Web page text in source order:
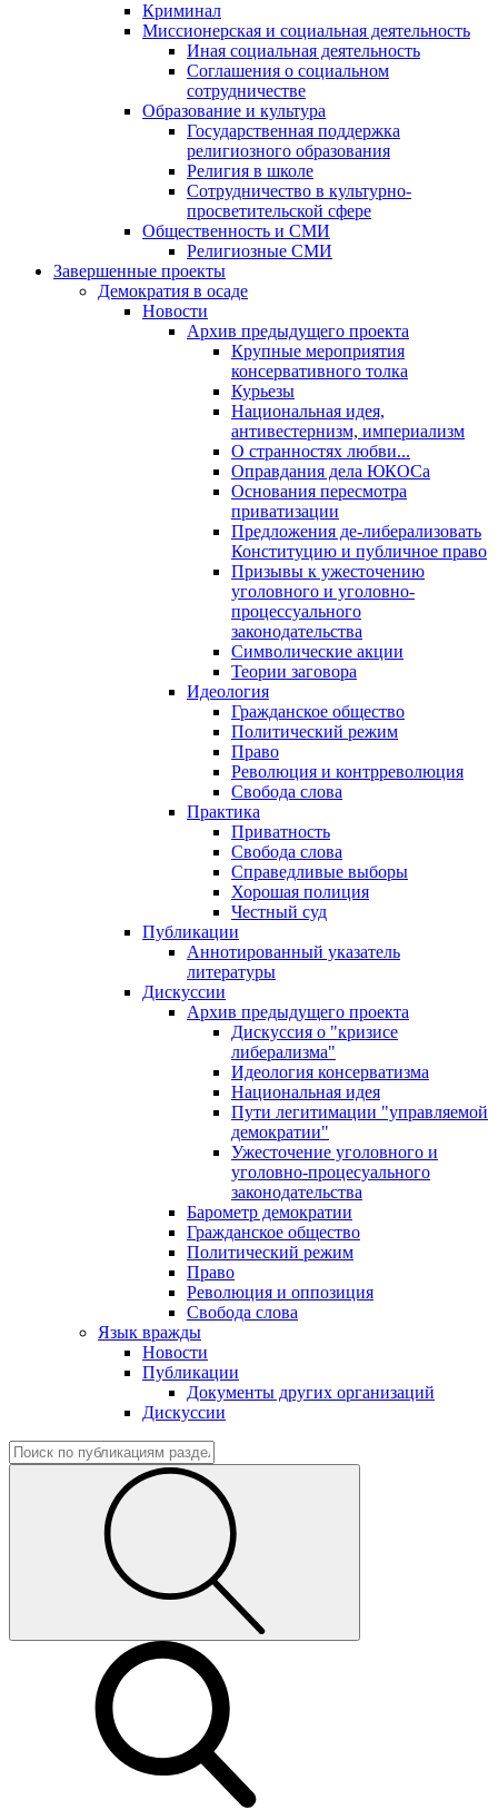
Криминал
Миссионерская и социальная деятельность
Иная социальная деятельность
Соглашения о социальном
сотрудничестве
Образование и культура
Государственная поддержка
религиозного образования
Религия в школе
Сотрудничество в культурно-
просветительской сфере
Общественность и СМИ
Религиозные СМИ
Завершенные проекты
Демократия в осаде
Новости
Архив предыдущего проекта
Крупные мероприятия
консервативного толка
Курьезы
Национальная идея,
антивестернизм, империализм
О странностях любви...
Оправдания дела ЮКОСа
Основания пересмотра
приватизации
Предложения де-либерализовать
Конституцию и публичное право
Призывы к ужесточению
уголовного и уголовно-
процессуального
законодательства
Символические акции
Теории заговора
Идеология
Гражданское общество
Политический режим
Право
Революция и контрреволюция
Свобода слова
Практика
Приватность
Свобода слова
Справедливые выборы
Хорошая полиция
Честный суд
Публикации
Аннотированный указатель
литературы
Дискуссии
Архив предыдущего проекта
Дискуссия о "кризисе
либерализма"
Идеология консерватизма
Национальная идея
Пути легитимации "управляемой
демократии"
Ужесточение уголовного и
уголовно-процесуального
законодательства
Барометр демократии
Гражданское общество
Политический режим
Право
Революция и оппозиция
Свобода слова
Язык вражды
Новости
Публикации
Документы других организаций
Дискуссии